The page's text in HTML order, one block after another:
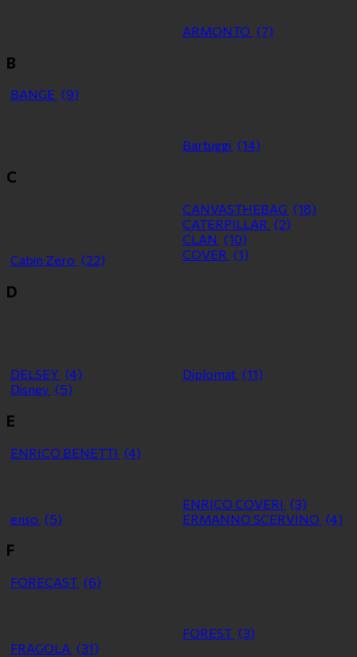
ARMONTO (7)
B
BANGE (9)
Bartuggi (14)
C
Cabin Zero (22)
CANVASTHEBAG (18)
CATERPILLAR (2)
CLAN (10)
COVER (1)
D
DELSEY (4) Diplomat (11)
Disney (5)
E
ENRICO BENETTI (4)
ENRICO COVERI (3)
enso (5) ERMANNO SCERVINO (4)
F
FORECAST (6)
FOREST (3)
FRAGOLA (31)